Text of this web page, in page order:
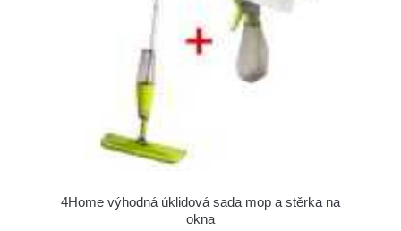
4Home výhodná úklidová sada mop a stěrka na
okna